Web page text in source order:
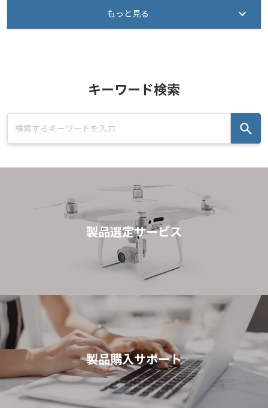
もっと見る
キーワード検索
製品選定サービス
製品購入サポート